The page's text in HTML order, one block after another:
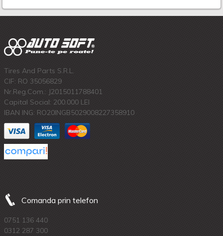
Tires And Parts S.R.L.
CIF: RO 35056829
Nr.Reg.Com.: J2015011788401
Capital Social: 200.000 LEI
IBAN ING: RO20INGB5029008227358910
Comanda prin telefon
0751 136 440
0312 287 300